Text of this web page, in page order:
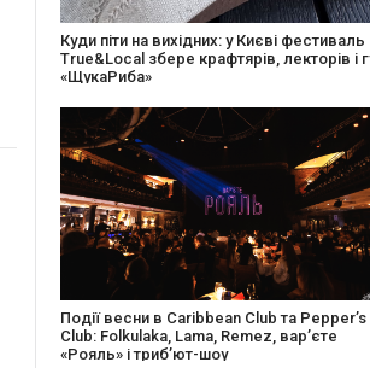
27 років музичної історії: Caribbean Club
відсвяткує День Народження серією
благодійних подій
Документальний фільм “Будинок “Слово”
англійською покажуть в країнах Європи,
Канаді та США